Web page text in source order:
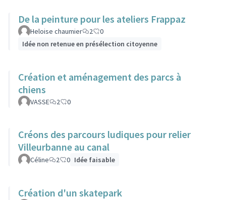
De la peinture pour les ateliers Frappaz
Heloise chaumier 2
0
Idée non retenue en présélection citoyenne
Création et aménagement des parcs à
chiens
VASSE 2 0
Créons des parcours ludiques pour relier
Villeurbanne au canal
Céline 2 0 Idée faisable
Création d'un skatepark